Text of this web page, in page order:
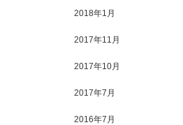
2018年1月
2017年11月
2017年10月
2017年7月
2016年7月